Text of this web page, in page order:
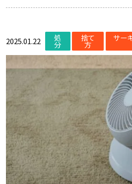
2025.01.22 処
分
捨て
方
サー